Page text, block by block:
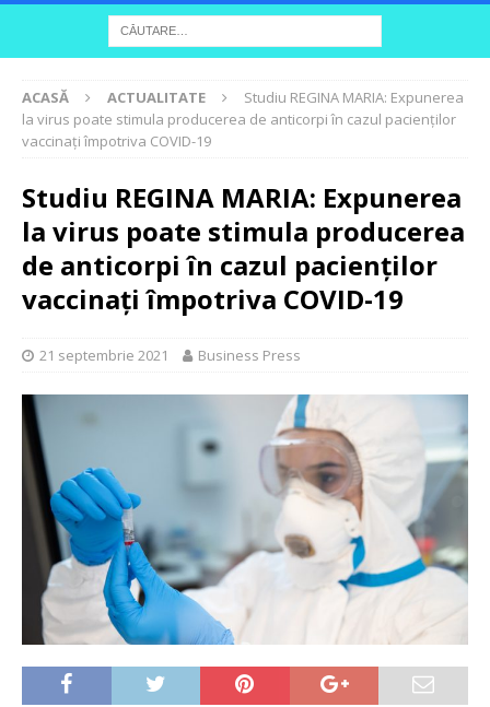
ACASĂ ACTUALITATE
Studiu REGINA MARIA: Expunerea
la virus poate stimula producerea de anticorpi în cazul pacienților
vaccinați împotriva COVID-19
Studiu REGINA MARIA: Expunerea
la virus poate stimula producerea
de anticorpi în cazul pacienților
vaccinați împotriva COVID-19
21 septembrie 2021 Business Press